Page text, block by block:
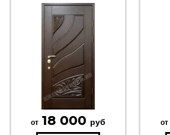
от 18 000 руб от